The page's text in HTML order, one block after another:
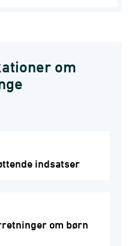
om
indsatser
om børn